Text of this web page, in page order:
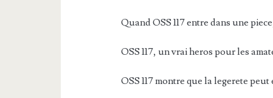
Quand OSS 117 entre dans une
OSS 117, un vrai heros pour les
OSS 117 montre que la legerete